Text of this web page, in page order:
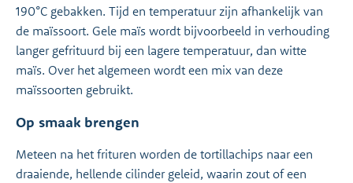
190°C gebakken. Tijd en temperatuur zijn afhankelijk van
de maïssoort. Gele maïs wordt bijvoorbeeld in verhouding
langer gefrituurd bij een lagere temperatuur, dan witte
maïs. Over het algemeen wordt een mix van deze
maïssoorten gebruikt.
Op smaak brengen
Meteen na het frituren worden de tortillachips naar een
draaiende, hellende cilinder geleid, waarin zout of een